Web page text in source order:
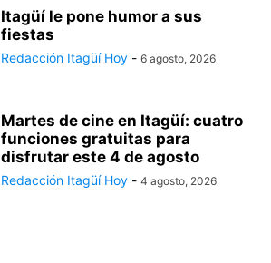
Itagüí le pone humor a sus
fiestas
Redacción Itagüí Hoy - 6 agosto, 2026
Martes de cine en Itagüí: cuatro
funciones gratuitas para
disfrutar este 4 de agosto
Redacción Itagüí Hoy - 4 agosto, 2026